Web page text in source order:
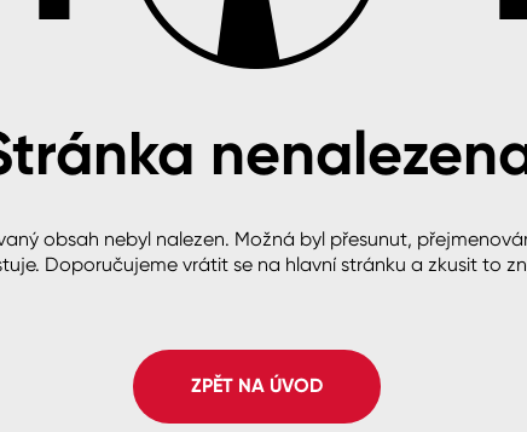
obsah nebyl nalezen. Možná byl přesunut,
Doporučujeme vrátit se na hlavní stránku a zkusit to
ZPĚT NA ÚVOD